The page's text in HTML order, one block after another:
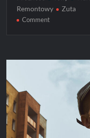
Remontowy
Zuta
Commenton
„Trasę
muzyczne